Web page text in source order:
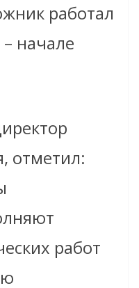
работал
начале
отметил:
работ